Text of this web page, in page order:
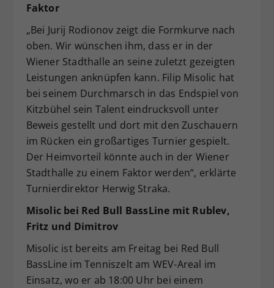
Faktor
„Bei Jurij Rodionov zeigt die Formkurve nach
oben. Wir wünschen ihm, dass er in der
Wiener Stadthalle an seine zuletzt gezeigten
Leistungen anknüpfen kann. Filip Misolic hat
bei seinem Durchmarsch in das Endspiel von
Kitzbühel sein Talent eindrucksvoll unter
Beweis gestellt und dort mit den Zuschauern
im Rücken ein großartiges Turnier gespielt.
Der Heimvorteil könnte auch in der Wiener
Stadthalle zu einem Faktor werden“, erklärte
Turnierdirektor Herwig Straka.
Misolic bei Red Bull BassLine mit Rublev,
Fritz und Dimitrov
Misolic ist bereits am Freitag bei Red Bull
BassLine im Tenniszelt am WEV-Areal im
Einsatz, wo er ab 18:00 Uhr bei einem